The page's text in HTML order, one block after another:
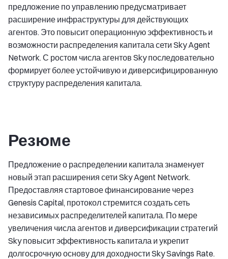
предложение по управлению предусматривает
расширение инфраструктуры для действующих
агентов. Это повысит операционную эффективность и
возможности распределения капитала сети Sky Agent
Network. С ростом числа агентов Sky последовательно
формирует более устойчивую и диверсифицированную
структуру распределения капитала.
Резюме
Предложение о распределении капитала знаменует
новый этап расширения сети Sky Agent Network.
Предоставляя стартовое финансирование через
Genesis Capital, протокол стремится создать сеть
независимых распределителей капитала. По мере
увеличения числа агентов и диверсификации стратегий
Sky повысит эффективность капитала и укрепит
долгосрочную основу для доходности Sky Savings Rate.